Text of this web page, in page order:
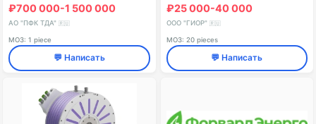
₽700 000-1 500 000
АО "ПФК ТДА" 🇷🇺
МОЗ: 1 piece
💬 Написать
₽25 000-40 000
ООО "ГИОР" 🇷🇺
МОЗ: 20 pieces
💬 Написать